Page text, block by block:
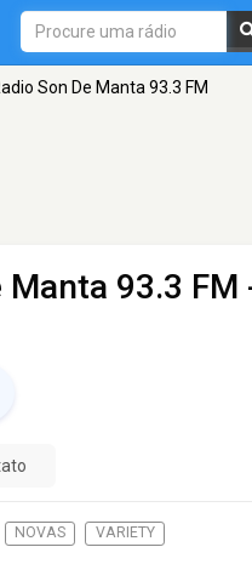
Son De Manta 93.3 FM
Manta 93.3 FM
NOVAS VARIETY